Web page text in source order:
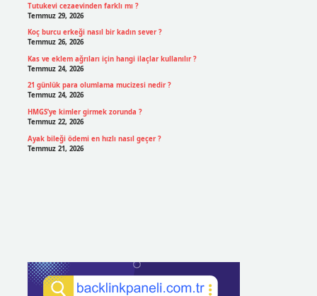
Tutukevi cezaevinden farklı mı ?
Temmuz 29, 2026
Koç burcu erkeği nasıl bir kadın sever ?
Temmuz 26, 2026
Kas ve eklem ağrıları için hangi ilaçlar kullanılır ?
Temmuz 24, 2026
21 günlük para olumlama mucizesi nedir ?
Temmuz 24, 2026
HMGS’ye kimler girmek zorunda ?
Temmuz 22, 2026
Ayak bileği ödemi en hızlı nasıl geçer ?
Temmuz 21, 2026